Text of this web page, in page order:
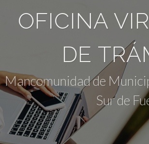
OFICINA
DE
Mancomunidad de
Sur de